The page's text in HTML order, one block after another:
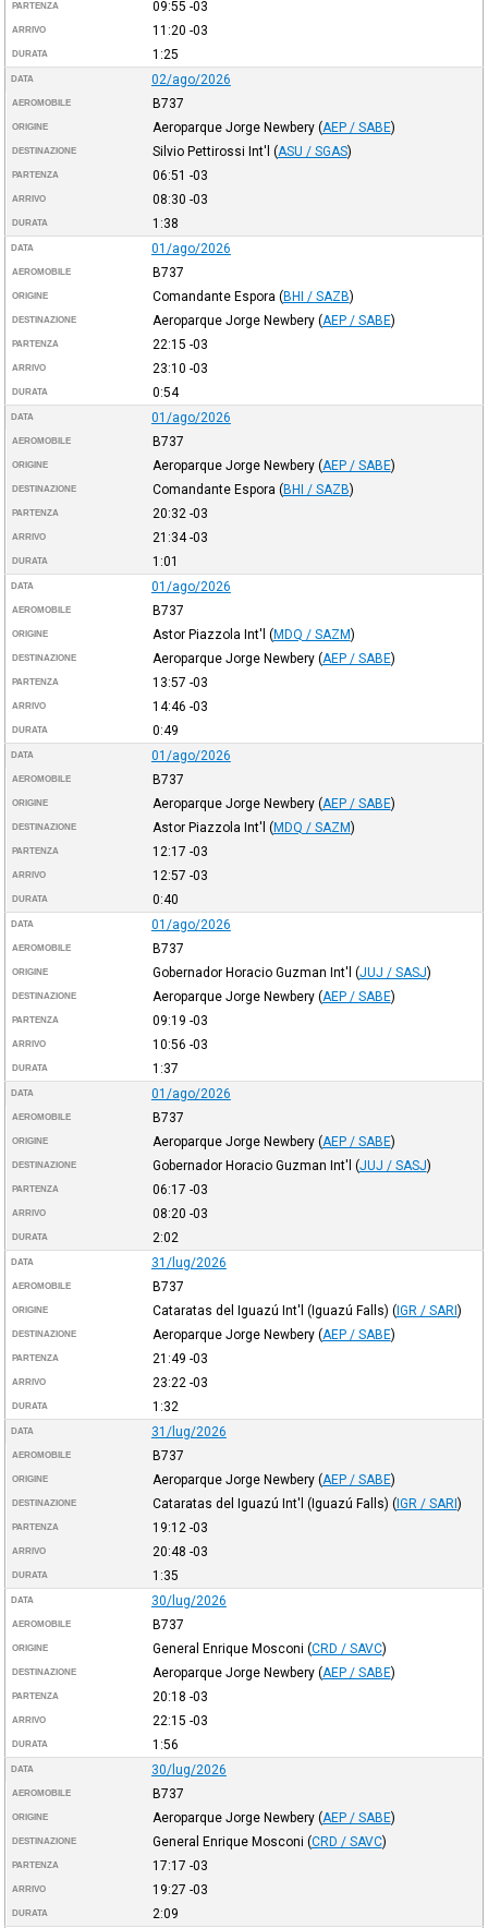
PARTENZA 09:55 -03
ARRIVO 11:20 -03
DURATA 1:25
DATA 02/ago/2026
AEROMOBILE B737
ORIGINE Aeroparque Jorge Newbery (AEP / SABE)
DESTINAZIONE Silvio Pettirossi Int'l (ASU / SGAS)
PARTENZA 06:51 -03
ARRIVO 08:30 -03
DURATA 1:38
DATA 01/ago/2026
AEROMOBILE B737
ORIGINE Comandante Espora (BHI / SAZB)
DESTINAZIONE Aeroparque Jorge Newbery (AEP / SABE)
PARTENZA 22:15 -03
ARRIVO 23:10 -03
DURATA 0:54
DATA 01/ago/2026
AEROMOBILE B737
ORIGINE Aeroparque Jorge Newbery (AEP / SABE)
DESTINAZIONE Comandante Espora (BHI / SAZB)
PARTENZA 20:32 -03
ARRIVO 21:34-03
DURATA 1:01
DATA 01/ago/2026
AEROMOBILE B737
ORIGINE Astor Piazzola Int'l (MDQ / SAZM)
DESTINAZIONE Aeroparque Jorge Newbery (AEP / SABE)
PARTENZA 13:57 -03
ARRIVO 14:46 -03
DURATA 0:49
DATA 01/ago/2026
AEROMOBILE B737
ORIGINE Aeroparque Jorge Newbery (AEP / SABE)
DESTINAZIONE Astor Piazzola Int'l (MDQ / SAZM)
PARTENZA 12:17 -03
ARRIVO 12:57 -03
DURATA 0:40
DATA 01/ago/2026
AEROMOBILE B737
ORIGINE Gobernador Horacio Guzman Int'l (JUJ / SASJ)
DESTINAZIONE Aeroparque Jorge Newbery (AEP / SABE)
PARTENZA 09:19 -03
ARRIVO 10:56 -03
DURATA 1:37
DATA 01/ago/2026
AEROMOBILE B737
ORIGINE Aeroparque Jorge Newbery (AEP / SABE)
DESTINAZIONE Gobernador Horacio Guzman Int'l (JUJ / SASJ)
PARTENZA 06:17 -03
ARRIVO 08:20 -03
DURATA 2:02
DATA 31/lug/2026
AEROMOBILE B737
ORIGINE Cataratas del Iguazú Int'l (Iguazú Falls) (IGR / SARI)
DESTINAZIONE Aeroparque Jorge Newbery (AEP / SABE)
PARTENZA 21:49 -03
ARRIVO 23:22 -03
DURATA 1:32
DATA 31/lug/2026
AEROMOBILE B737
ORIGINE Aeroparque Jorge Newbery (AEP / SABE)
DESTINAZIONE Cataratas del Iguazú Int'l (Iguazú Falls) (IGR / SARI)
PARTENZA 19:12 -03
ARRIVO 20:48 -03
DURATA 1:35
DATA 30/lug/2026
AEROMOBILE B737
ORIGINE General Enrique Mosconi (CRD / SAVC)
DESTINAZIONE Aeroparque Jorge Newbery (AEP / SABE)
PARTENZA 20:18 -03
ARRIVO 22:15 -03
DURATA 1:56
DATA 30/lug/2026
AEROMOBILE B737
ORIGINE Aeroparque Jorge Newbery (AEP / SABE)
DESTINAZIONE General Enrique Mosconi (CRD / SAVC)
PARTENZA 17:17 -03
ARRIVO 19:27 -03
DURATA 2:09